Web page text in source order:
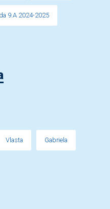
9.A 2024-2025
Vlasta Gabriela